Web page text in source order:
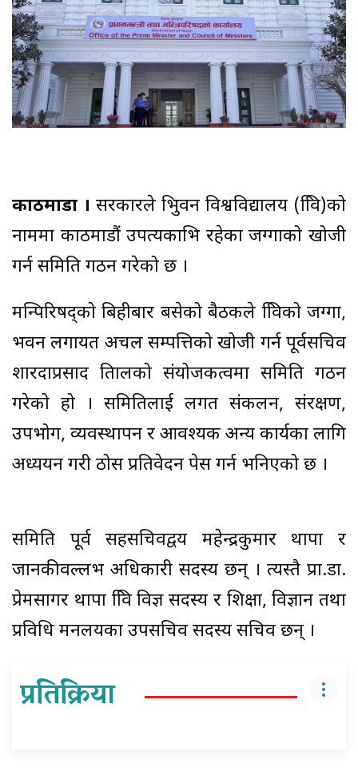
काठमाडौं । सरकारले त्रिभुवन विश्वविद्यालय (त्रिवि)को
नाममा काठमाडौं उपत्यकाभित्र रहेका जग्गाको खोजी
गर्न समिति गठन गरेको छ ।
मन्त्रिपरिषद्को बिहीबार बसेको बैठकले त्रिविको जग्गा,
भवन लगायत अचल सम्पत्तिको खोजी गर्न पूर्वसचिव
शारदाप्रसाद त्रितालको संयोजकत्वमा समिति गठन
गरेको हो । समितिलाई लगत संकलन, संरक्षण,
उपभोग, व्यवस्थापन र आवश्यक अन्य कार्यका लागि
अध्ययन गरी ठोस प्रतिवेदन पेस गर्न भनिएको छ ।
समिति पूर्व सहसचिवद्वय महेन्द्रकुमार थापा र
जानकीवल्लभ अधिकारी सदस्य छन् । त्यस्तै प्रा.डा.
प्रेमसागर थापा त्रिवि विज्ञ सदस्य र शिक्षा, विज्ञान तथा
प्रविधि मन्त्रालयका उपसचिव सदस्य सचिव छन् ।
प्रतिक्रिया